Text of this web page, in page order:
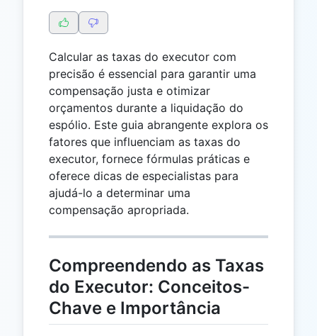
Calcular as taxas do executor com
precisão é essencial para garantir uma
compensação justa e otimizar
orçamentos durante a liquidação do
espólio. Este guia abrangente explora os
fatores que influenciam as taxas do
executor, fornece fórmulas práticas e
oferece dicas de especialistas para
ajudá-lo a determinar uma
compensação apropriada.
Compreendendo as Taxas
do Executor: Conceitos-
Chave e Importância